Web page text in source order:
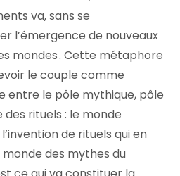
va, sans se
l’émergence de nouveaux
mondes . Cette métaphore
le couple comme
entre le pôle mythique, pôle
rituels : le monde
de rituels qui en
des mythes du